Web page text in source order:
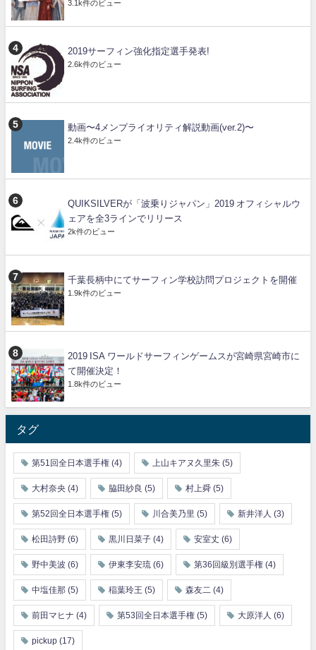
3.1k件のビュー
2019サーフィン強化指定選手発表!
2.6k件のビュー
動画〜4メンプライオリティ解説動画(ver.2)〜
2.4k件のビュー
QUIKSILVERが「波乗りジャパン」2019 オフィシャルウ
ェアを全3ラインでリリース
2k件のビュー
千葉長柄中にてサーフィン学校訪問プロジェクトを開催
1.9k件のビュー
2019 ISA ワールドサーフィンゲームスが宮崎県宮崎市に
て開催決定！
1.8k件のビュー
タグ
第51回全日本選手権 (4) 上山キアヌ久里朱 (5)
大村奈央 (4) 脇田紗良 (5) 村上舜 (5)
第52回全日本選手権 (5) 川合美乃里 (5) 新井洋人 (3)
松田詩野 (6) 黒川日菜子 (4) 安室丈 (6)
野中美波 (6) 伊東李安琉 (6) 第36回級別選手権 (4)
中塩佳那 (5) 稲葉玲王 (5) 森友二 (4)
前田マヒナ (4) 第53回全日本選手権 (5) 大原洋人 (6)
pickup (17)